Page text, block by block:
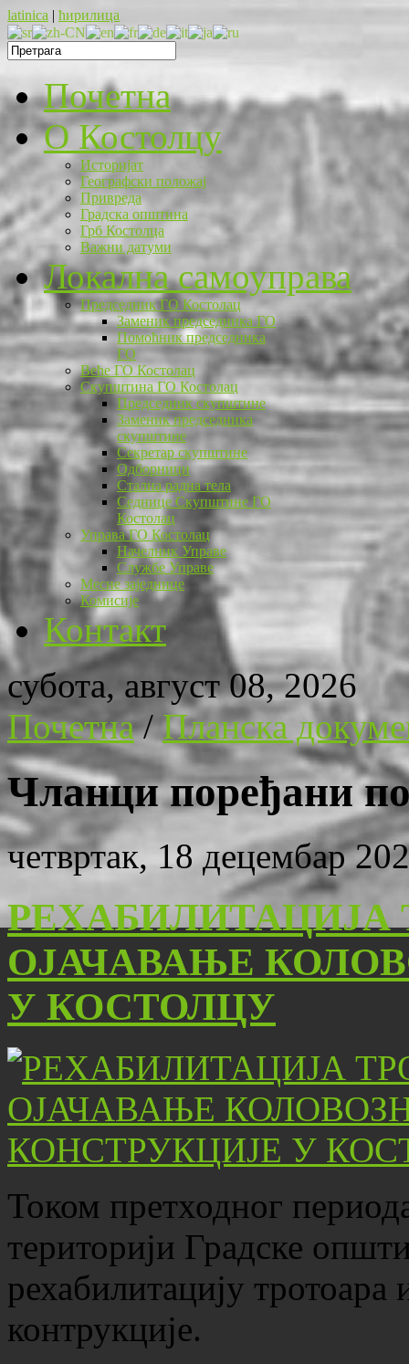
latinica | ћирилица
Почетна
O Костолцу
Историјат
Географски положај
Привреда
Градска општина
Грб Костолца
Важни датуми
Локална самоуправа
Председник ГО Костолац
Заменик председника ГО
Помоћник председника
ГО
Веће ГО Костолац
Скупштина ГО Костолац
Председник скупштине
Заменик председника
скупштине
Секретар скупштине
Одборници
Стална радна тела
Седнице Скупштине ГО
Костолац
Управа ГО Костолац
Начелник Управе
Службе Управе
Месне заједнице
Комисије
Контакт
субота, август 08, 2026
Почетна/Планска
Чланци поређани
четвртак, 18 децембар
РЕХАБИЛИТАЦИЈА
ОЈАЧАВАЊЕ
У КОСТОЛЦУ
Током претходног
територији Градске
рехабилитацију тротоара
контрукције.